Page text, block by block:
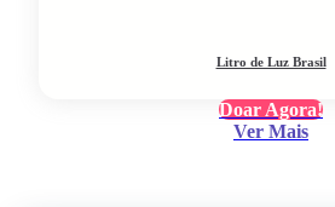
Litro de Luz Brasil
Doar Agora!
Ver Mais